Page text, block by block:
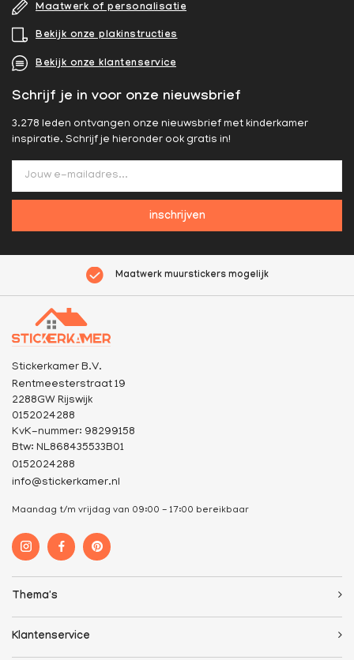
Maatwerk of personalisatie
Bekijk onze plakinstructies
Bekijk onze klantenservice
Schrijf je in voor onze nieuwsbrief
3.278 leden ontvangen onze nieuwsbrief met kinderkamer
inspiratie. Schrijf je hieronder ook gratis in!
inschrijven
Maatwerk muurstickers mogelijk
Stickerkamer B.V.
Rentmeesterstraat 19
2288GW Rijswijk
0152024288
KvK-nummer: 98299158
Btw: NL868435533B01
0152024288
info@stickerkamer.nl
Maandag t/m vrijdag van 09:00 - 17:00 bereikbaar
Thema's
Klantenservice